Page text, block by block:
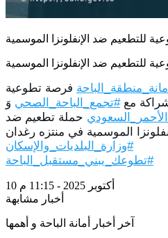
فرصة تطوعية
مع#تجمع_الباحة_الصحي وَ
حملة تطعيم ضد
#وزارة_البلديات_والإسكان
#تطوعك_يبني_مستقبل_الباحة
10 أكتوبر 2025 - 11:15 م
أخبار مشابهة
آخر أخبار أمانة الباحة و أهمها